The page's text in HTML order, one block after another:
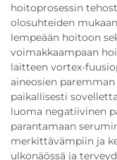
hoitoprosessin
olosuhteiden
lempeään hoitoon
voimakkaampaan
laitteen vortex-
aineosien
paikallisesti
luoma negatiivinen
parantamaan
merkittävämpiin ja
ulkonäössä ja